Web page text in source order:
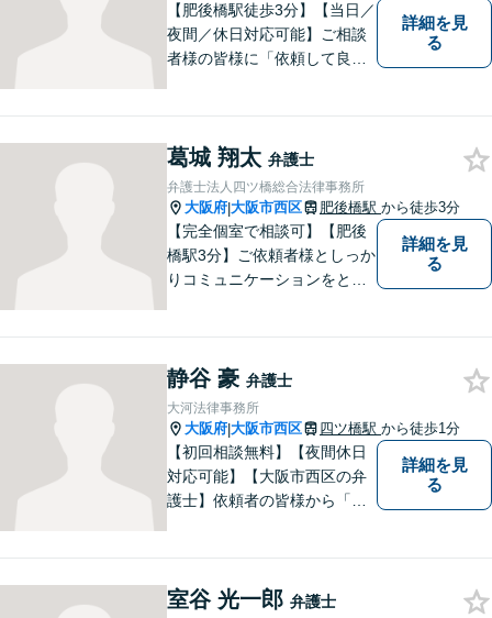
【肥後橋駅徒歩3分】【当日／
夜間／休日対応可能】ご相談
者様の皆様に「依頼して良か
離婚／相続／不動産関連／企
業法務など、幅広く対応。ご
相談者様とともに問題を解決
していきます。
詳細を見
る
葛城 翔太 弁護士
弁護士法人四ツ橋総合法律事務所
大阪府|大阪市西区 肥後橋駅 から徒歩3分
【完全個室で相談可】【肥後
橋駅3分】ご依頼者様としっか
りコミュニケーションをと
できるよう全力でサポートさ
せていただきます。一度ご相
談ください。
詳細を見
る
静谷 豪 弁護士
大河法律事務所
大阪府|大阪市西区 四ツ橋駅 から徒歩1分
【初回相談無料】【夜間休日
対応可能】【大阪市西区の弁
護士】依頼者の皆様から「お
詳細を見
る
室谷 光一郎 弁護士